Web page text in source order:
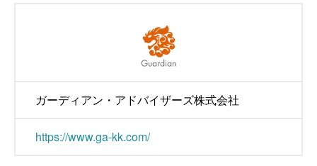
ガーディアン・アドバイザーズ株式会社
https://www.ga-kk.com/